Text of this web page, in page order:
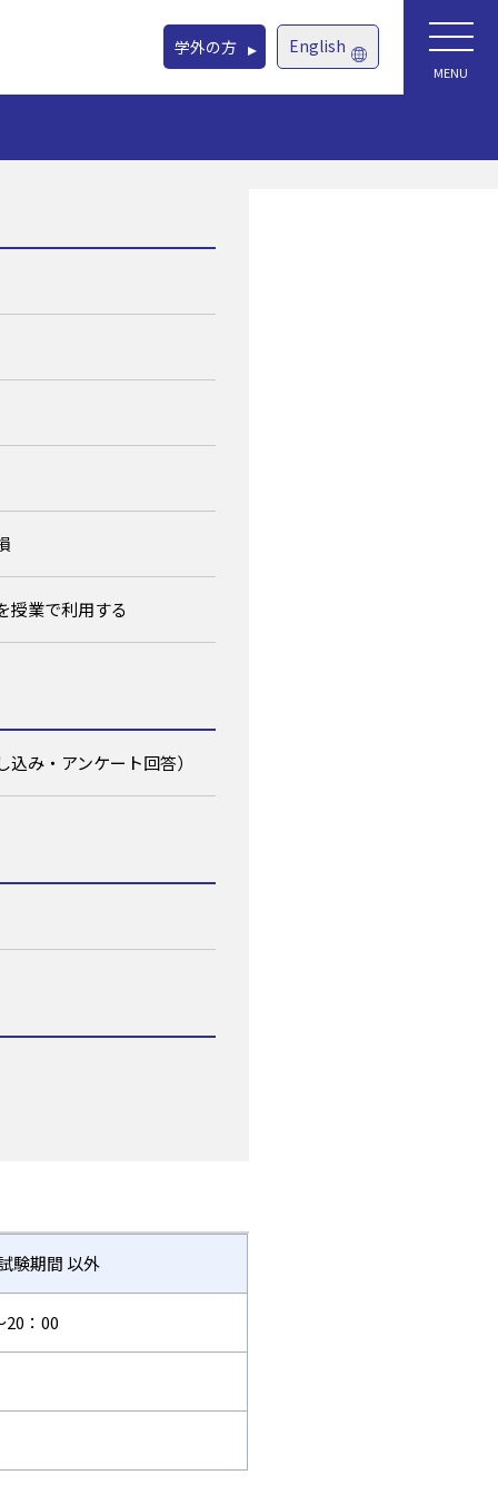
MENU
学外の方 English
授業で利用する
み・アンケート回答）
験期間 以外
20：00